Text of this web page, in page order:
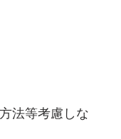
法等考慮しな